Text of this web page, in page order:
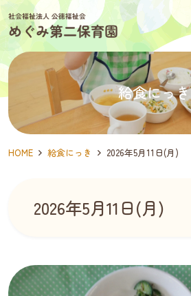
給食にっき
HOME 給食にっき 2026年5月11日(月)
2026年5月11日(月)